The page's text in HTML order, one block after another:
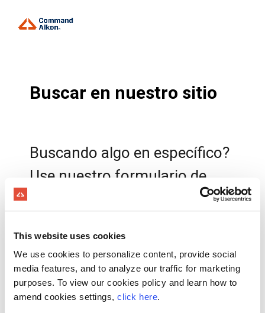
This website uses cookies
We use cookies to personalize content, provide social
media features, and to analyze our traffic for marketing
purposes. To view our cookies policy and learn how to
amend cookies settings, click here.
Buscar en nuestro sitio
Buscando algo en específico?
Use nuestro formulario de
búsqueda abajo para explorar
lo que necesita. Simplemente
escribe las palabras clave y
clic en el botón de búsqueda